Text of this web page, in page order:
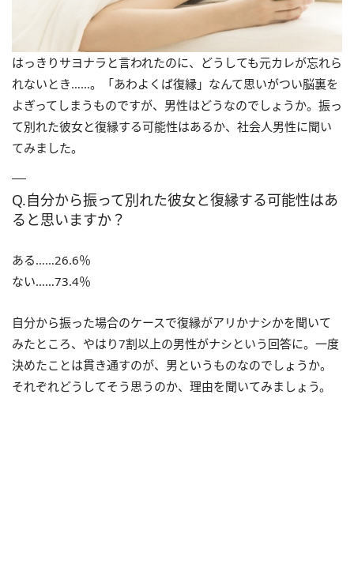
はっきりサヨナラと言われたのに、どうしても元カレが忘れら
れないとき……。「あわよくば復縁」なんて思いがつい脳裏を
よぎってしまうものですが、男性はどうなのでしょうか。振っ
て別れた彼女と復縁する可能性はあるか、社会人男性に聞い
てみました。
Q.自分から振って別れた彼女と復縁する可能性はあ
ると思いますか？
ある……26.6％
ない……73.4％
自分から振った場合のケースで復縁がアリかナシかを聞いて
みたところ、やはり7割以上の男性がナシという回答に。一度
決めたことは貫き通すのが、男というものなのでしょうか。
それぞれどうしてそう思うのか、理由を聞いてみましょう。